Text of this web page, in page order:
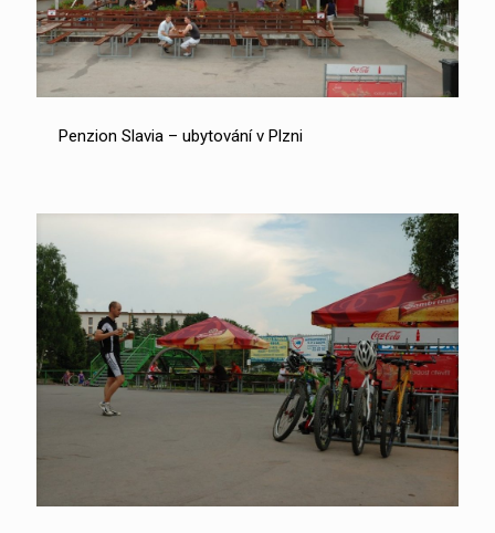
Penzion Slavia – ubytování v Plzni